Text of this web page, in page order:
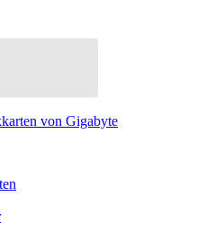
von Gigabyte